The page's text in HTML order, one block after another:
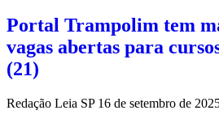
Portal Trampolim tem
vagas abertas para
(21)
Redação Leia SP 16 de setembro de